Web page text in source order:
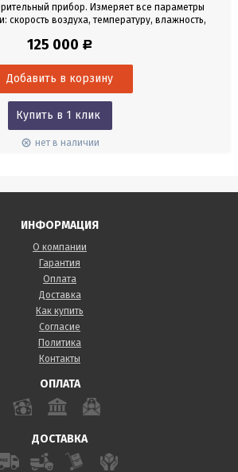
прибор. Измеряет все параметры
скорость воздуха, температуру, влажность,
CO. Сенсор давления. Подключение
K (приобретаются...
125 000 Р
Купить в 1 клик
нет в наличии
ИНФОРМАЦИЯ
О компании
Гарантия
Оплата
Доставка
Как купить
Согласие
Политика
Контакты
ОПЛАТА
ДОСТАВКА